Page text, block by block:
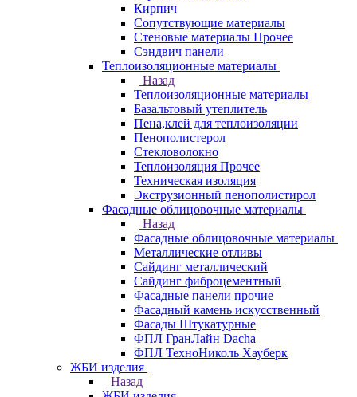
Кирпич
Сопутствующие материалы
Стеновые материалы Прочее
Сэндвич панели
Теплоизоляционные материалы
Назад
Теплоизоляционные материалы
Базальтовый утеплитель
Пена,клей для теплоизоляции
Пенополистерол
Стекловолокно
Теплоизоляция Прочее
Техническая изоляция
Экструзионный пенополистирол
Фасадные облицовочные материалы
Назад
Фасадные облицовочные материалы
Металлические отливы
Сайдинг металлический
Сайдинг фиброцементный
Фасадные панели прочие
Фасадный камень искусственный
Фасады Штукатурные
ФПЛ ГранЛайн Dacha
ФПЛ ТехноНиколь Хауберк
ЖБИ изделия
Назад